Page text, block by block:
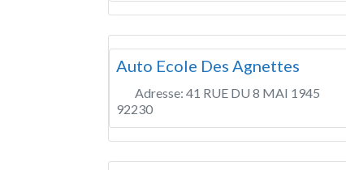
Auto Ecole Des Agnettes
Adresse: 41 RUE DU 8 MAI 1945
92230